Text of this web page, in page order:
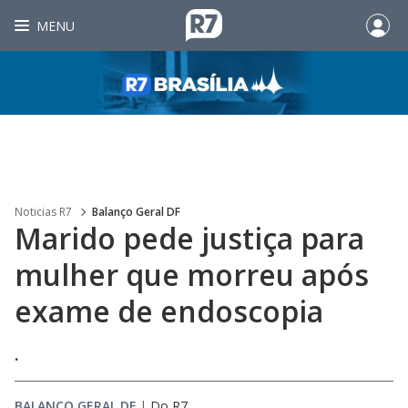
MENU
Noticias R7 Balanço Geral DF
Marido pede justiça para
mulher que morreu após
exame de endoscopia
.